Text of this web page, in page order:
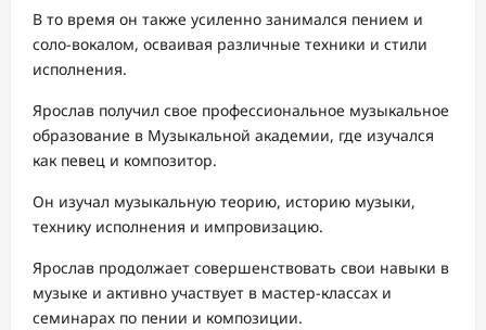
В то время он также усиленно занимался пением и
соло-вокалом, осваивая различные техники и стили
исполнения.
Ярослав получил свое профессиональное музыкальное
образование в Музыкальной академии, где изучался
как певец и композитор.
Он изучал музыкальную теорию, историю музыки,
технику исполнения и импровизацию.
Ярослав продолжает совершенствовать свои навыки в
музыке и активно участвует в мастер-классах и
семинарах по пении и композиции.